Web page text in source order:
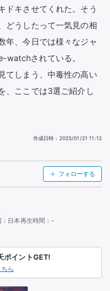
ドキさせてくれた。そう
どうしたって一気見の相
年、今日では様々なジャ
watchされている。
てしまう、中毒性の高い
、ここでは3選ご紹介し
作成日時 ： 2025/01/21 11:12
フォローする
日本再生時間： -
ポイントGET!
ら